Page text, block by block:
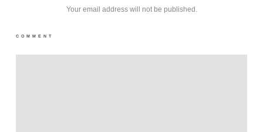
Your email address will not be published.
COMMENT